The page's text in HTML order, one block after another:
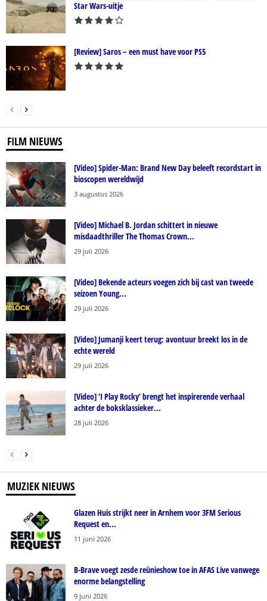
Star Wars-uitje
[Review] Saros – een must have voor PS5
FILM NIEUWS
[Video] Spider-Man: Brand New Day beleeft recordstart in
bioscopen wereldwijd
3 augustus 2026
[Video] Michael B. Jordan schittert in nieuwe
misdaadthriller The Thomas Crown...
29 juli 2026
[Video] Bekende acteurs voegen zich bij cast van tweede
seizoen Young...
29 juli 2026
[Video] Jumanji keert terug: avontuur breekt los in de
echte wereld
29 juli 2026
[Video] ‘I Play Rocky’ brengt het inspirerende verhaal
achter de boksklassieker...
28 juli 2026
MUZIEK NIEUWS
Glazen Huis strijkt neer in Arnhem voor 3FM Serious
Request en...
11 juni 2026
B-Brave voegt zesde reünieshow toe in AFAS Live vanwege
enorme belangstelling
9 juni 2026